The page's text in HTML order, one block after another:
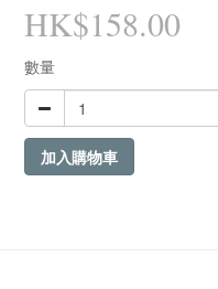
HK$158.00
數量
加入購物車